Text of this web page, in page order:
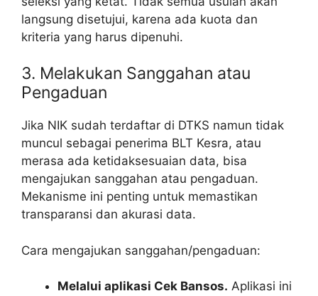
langsung disetujui, karena ada kuota dan
kriteria yang harus dipenuhi.
3. Melakukan Sanggahan atau
Pengaduan
Jika NIK sudah terdaftar di DTKS namun tidak
muncul sebagai penerima BLT Kesra, atau
merasa ada ketidaksesuaian data, bisa
mengajukan sanggahan atau pengaduan.
Mekanisme ini penting untuk memastikan
transparansi dan akurasi data.
Cara mengajukan sanggahan/pengaduan:
Melalui aplikasi Cek Bansos. Aplikasi ini